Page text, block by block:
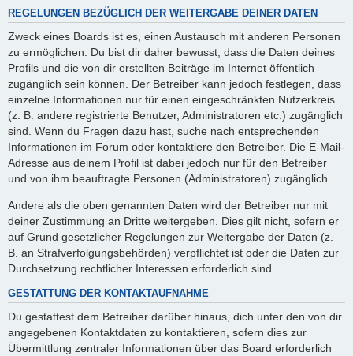
REGELUNGEN BEZÜGLICH DER WEITERGABE DEINER DATEN
Zweck eines Boards ist es, einen Austausch mit anderen Personen
zu ermöglichen. Du bist dir daher bewusst, dass die Daten deines
Profils und die von dir erstellten Beiträge im Internet öffentlich
zugänglich sein können. Der Betreiber kann jedoch festlegen, dass
einzelne Informationen nur für einen eingeschränkten Nutzerkreis
(z. B. andere registrierte Benutzer, Administratoren etc.) zugänglich
sind. Wenn du Fragen dazu hast, suche nach entsprechenden
Informationen im Forum oder kontaktiere den Betreiber. Die E-Mail-
Adresse aus deinem Profil ist dabei jedoch nur für den Betreiber
und von ihm beauftragte Personen (Administratoren) zugänglich.
Andere als die oben genannten Daten wird der Betreiber nur mit
deiner Zustimmung an Dritte weitergeben. Dies gilt nicht, sofern er
auf Grund gesetzlicher Regelungen zur Weitergabe der Daten (z.
B. an Strafverfolgungsbehörden) verpflichtet ist oder die Daten zur
Durchsetzung rechtlicher Interessen erforderlich sind.
GESTATTUNG DER KONTAKTAUFNAHME
Du gestattest dem Betreiber darüber hinaus, dich unter den von dir
angegebenen Kontaktdaten zu kontaktieren, sofern dies zur
Übermittlung zentraler Informationen über das Board erforderlich